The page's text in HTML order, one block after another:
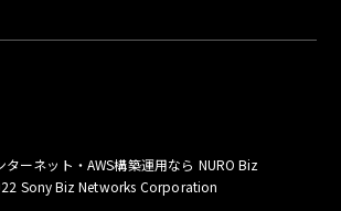
ターネット・AWS構築運用なら NURO Biz
Sony Biz Networks Corporation